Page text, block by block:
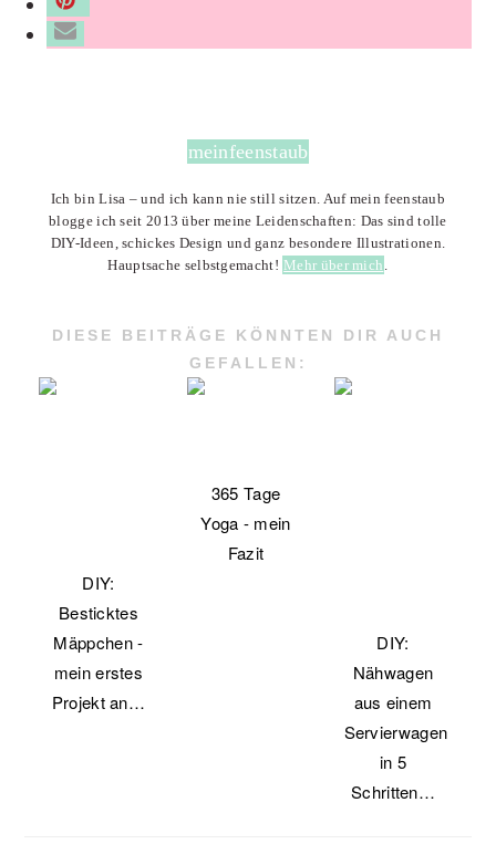
meinfeenstaub
Ich bin Lisa – und ich kann nie still sitzen. Auf mein feenstaub
blogge ich seit 2013 über meine Leidenschaften: Das sind tolle
DIY-Ideen, schickes Design und ganz besondere Illustrationen.
Hauptsache selbstgemacht! Mehr über mich .
DIESE BEITRÄGE KÖNNTEN DIR AUCH
GEFALLEN:
DIY:
Besticktes
Mäppchen -
mein erstes
Projekt an…
365 Tage
Yoga - mein
Fazit
DIY:
Nähwagen
aus einem
Servierwagen
in 5
Schritten…